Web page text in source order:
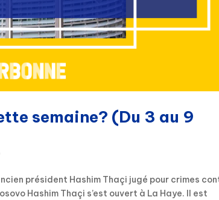
semaine? (Du 3 au 9
président Hashim Thaçi jugé pour crimes
Hashim Thaçi s’est ouvert à La Haye. Il est